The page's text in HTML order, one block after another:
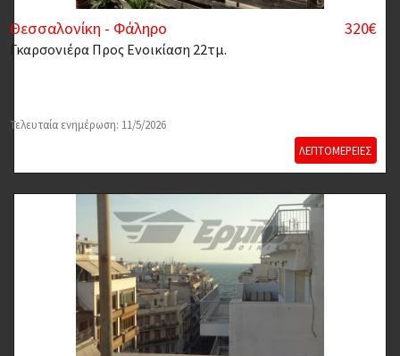
Θεσσαλονίκη - Φάληρο 320€
Γκαρσονιέρα Προς Ενοικίαση 22τμ.
Τελευταία ενημέρωση: 11/5/2026
ΛΕΠΤΟΜΕΡΕΙΕΣ